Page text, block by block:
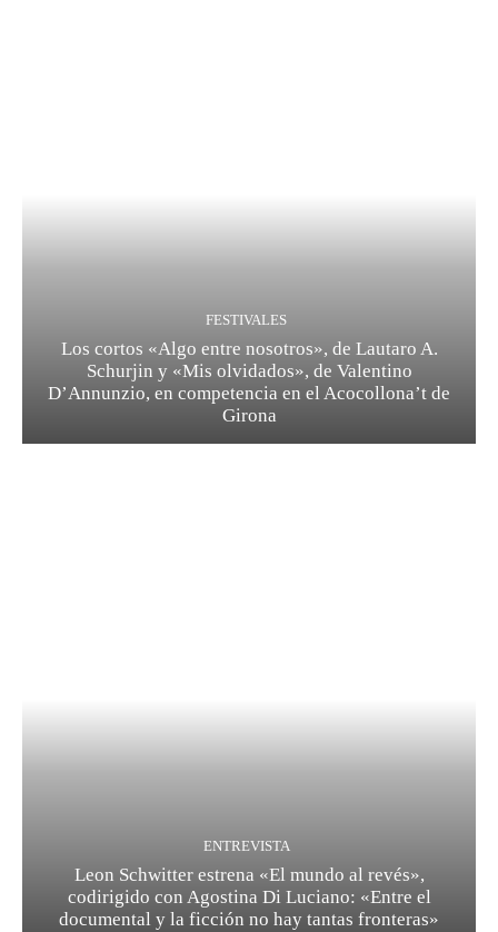
FESTIVALES
Los cortos «Algo entre nosotros», de Lautaro A.
Schurjin y «Mis olvidados», de Valentino
D’Annunzio, en competencia en el Acocollona’t de
Girona
ENTREVISTA
Leon Schwitter estrena «El mundo al revés»,
codirigido con Agostina Di Luciano: «Entre el
documental y la ficción no hay tantas fronteras»